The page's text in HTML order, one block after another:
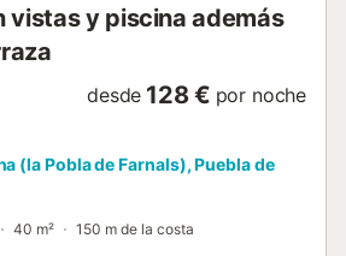
vistas y piscina además
desde 128 € por noche
(la Pobla de Farnals), Puebla de
40 m² 150 m de la costa